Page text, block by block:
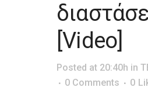
[Video]
Posted at 20:40h in
0 Comments
0